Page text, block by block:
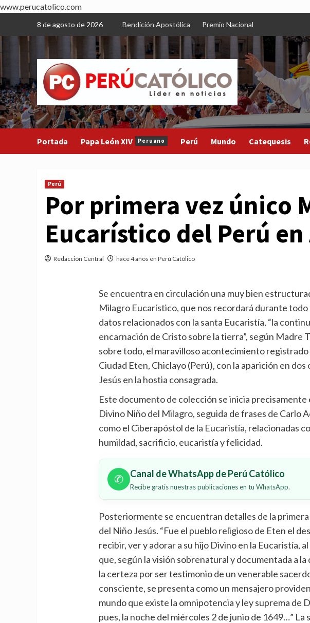
www.perucatolico.com
content
8 de agosto de 2026 Bendición Apostólica Premio Nacional
Portada Papa León XIV Peruano Perú Mundo Catequesis
Perú
Por primera vez único
Eucarístico del Perú en
Redacción Central hace 4 años en Perú Católico
Se encuentra en circulación una muy bien
Milagro Eucarístico, que nos recordará durante
datos relacionados con la santa Eucaristía, “la
encarnación de Cristo sobre la tierra”, según Madre
sobre todo, el maravilloso acontecimiento registrado
Ciudad Eten, Chiclayo (Perú), con la aparición en
Jesús en la hostia consagrada.
Este documento de colección se inicia precisamente
Divino Niño del Milagro, seguida de frases de Carlo
como el Ciberapóstol de la Eucaristía, relacionadas
humildad, sacrificio, eucaristía y felicidad.
✆ Canal de WhatsApp de Perú Católico
Recibe gratis nuestras publicaciones en tu WhatsApp.
Posteriormente se encuentran detalles de la
del Niño Jesús. “Fue el pueblo religioso de Eten el
recibir, ver y adorar a su hijo Divino en la Eucaristía,
que, según la visión sobrenatural y documentada a
la certeza por ser testimonio de un venerable
consciente, se presenta como un mensajero
mundo que existe la omnipotencia y ley suprema de
pues, la noche del miércoles 2 de junio de 1649…” La